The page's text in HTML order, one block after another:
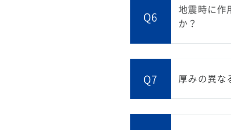
Q6
地震時に作
か？
Q7 厚みの異な